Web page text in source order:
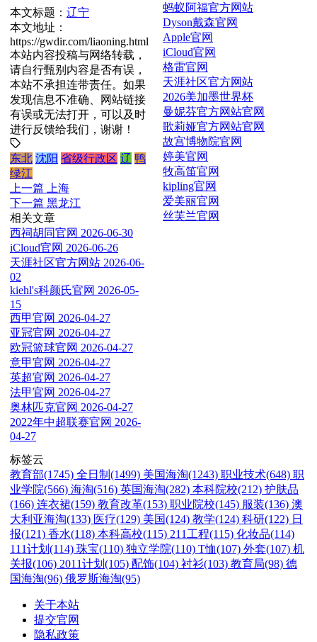
本文标题： 辽宁
本文地址：
https://gwdir.com/liaoning.html
本站内容投稿与网络转载，
请自行甄别内容是否有误，
本站不承担连带责任。如果
发现信息不准确、网站链接
有误或无法打开，可以及时
进行反馈给我们，谢谢！
东北 沈阳 省级行政区 辽 鸭
绿江
上一篇
上海
下一篇 黑龙江
相关文章
西祠胡同官网 2026-06-30
iCloud官网 2026-06-26
天涯社区官方网站 2026-06-
02
kiehl's科颜氏官网 2026-05-
15
西甲官网 2026-04-27
亚冠官网 2026-04-27
欧冠篮球官网 2026-04-27
意甲官网 2026-04-27
英超官网 2026-04-27
法甲官网 2026-04-27
奥林匹克官网 2026-04-27
2022年中超联赛官网 2026-
04-27
蚂蚁阿福官方网站
Dyson戴森官网
Apple官网
iCloud官网
格雷官网
天涯社区官方网站
2026美加墨世界杯
曼妮芬官方网站官网
歌莉娅官方网站官网
故宫博物院官网
婷美官网
牧高笛官网
kipling官网
爱美丽官网
丝芙兰官网
标签云
教育部(1745) 全日制(1499) 美国海淘(1243) 职业技术(648) 职
业学院(566) 海淘(516) 英国海淘(282) 本科院校(212) 护肤品
(166) 连衣裙(159) 教育改革(153) 职业院校(145) 服装(136) 澳
大利亚海淘(133) 医疗(129) 美国(124) 教学(124) 科研(122) 日
报(121) 香水(118) 本科高校(115) 211工程(115) 化妆品(114)
111计划(114) 珠宝(110) 独立学院(110) T恤(107) 外套(107) 机
关报(106) 2011计划(105) 配饰(104) 衬衫(103) 教育局(98) 德
国海淘(96) 俄罗斯海淘(95)
关于本站
提交官网
隐私政策